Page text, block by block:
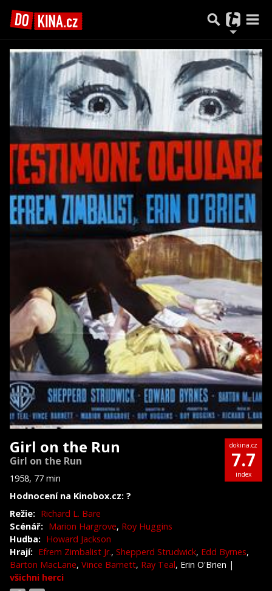
Girl on the Run
Girl on the Run
1958, 77 min
Hodnocení na Kinobox.cz: ?
dokina.cz
7.7
index
Režie: Richard L. Bare
Scénář: Marion Hargrove, Roy Huggins
Hudba: Howard Jackson
Hrají: Efrem Zimbalist Jr., Shepperd Strudwick, Edd Byrnes,
Barton MacLane, Vince Barnett, Ray Teal, Erin O'Brien |
všichni herci